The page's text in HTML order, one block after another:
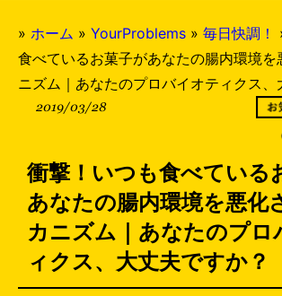
» ホーム » YourProblems » 毎日快調！
食べているお菓子があなたの腸内環境を
ニズム｜あなたのプロバイオティクス、
2019/03/28
衝撃！いつも食べている
あなたの腸内環境を悪化
カニズム｜あなたのプロ
ィクス、大丈夫ですか？